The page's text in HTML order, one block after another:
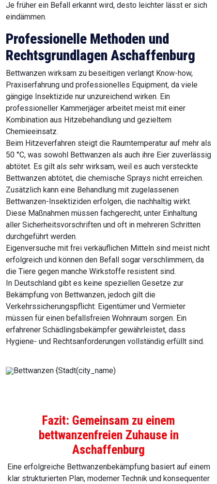
Je früher ein Befall erkannt wird, desto leichter lässt er sich
eindämmen.
Professionelle Methoden und
Rechtsgrundlagen Aschaffenburg
Bettwanzen wirksam zu beseitigen verlangt Know-how,
Praxiserfahrung und professionelles Equipment, da viele
gängige Insektizide nur unzureichend wirken. Ein
professioneller Kammerjäger arbeitet meist mit einer
Kombination aus Hitzebehandlung und gezieltem
Chemieeinsatz.
Beim Hitzeverfahren steigt die Raumtemperatur auf mehr als
50 °C, was sowohl Bettwanzen als auch ihre Eier zuverlässig
abtötet. Es gilt als sehr wirksam, weil es auch versteckte
Bettwanzen abtötet, die chemische Sprays nicht erreichen.
Zusätzlich kann eine Behandlung mit zugelassenen
Bettwanzen-Insektiziden erfolgen, die nachhaltig wirkt.
Diese Maßnahmen müssen fachgerecht, unter Einhaltung
aller Sicherheitsvorschriften und oft in mehreren Schritten
durchgeführt werden.
Eigenversuche mit frei verkäuflichen Mitteln sind meist nicht
erfolgreich und können den Befall sogar verschlimmern, da
die Tiere gegen manche Wirkstoffe resistent sind.
In Deutschland gibt es keine speziellen Gesetze zur
Bekämpfung von Bettwanzen, jedoch gilt die
Verkehrssicherungspflicht: Eigentümer und Vermieter
müssen für einen befallsfreien Wohnraum sorgen. Ein
erfahrener Schädlingsbekämpfer gewährleistet, dass
Hygiene- und Rechtsanforderungen vollständig erfüllt sind.
Fazit: Gemeinsam zu einem
bettwanzenfreien Zuhause in
Aschaffenburg
Eine erfolgreiche Bettwanzenbekämpfung basiert auf einem
klar strukturierten Plan, moderner Technik und konsequenter